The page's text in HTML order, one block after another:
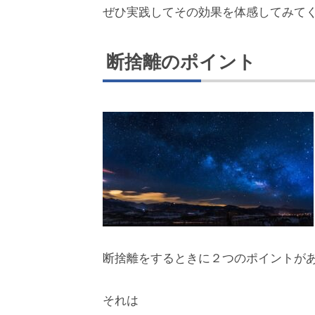
ぜひ実践してその効果を体感してみて
断捨離のポイント
断捨離をするときに２つのポイントが
それは